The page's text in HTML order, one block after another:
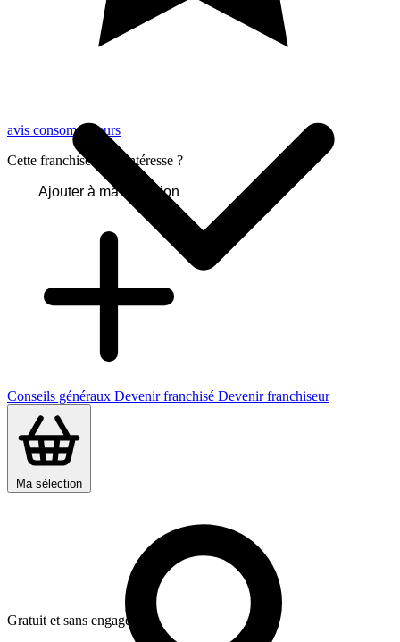
Conseils généraux Devenir franchisé Devenir franchiseur
Ma sélection
avis consommateurs
Cette franchise vous intéresse ?
Ajouter à ma sélection
Gratuit et sans engagement